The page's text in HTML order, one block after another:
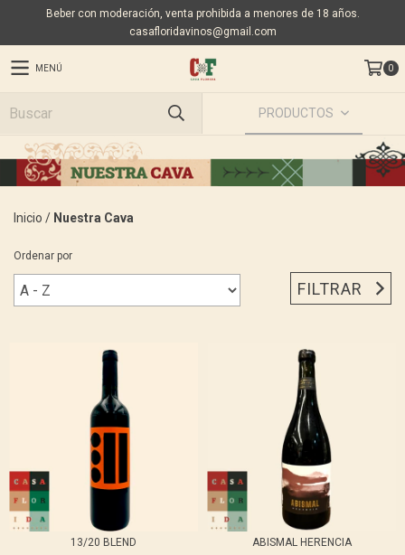
Beber con moderación, venta prohibida a menores de 18 años.
casafloridavinos@gmail.com
MENÚ 0
PRODUCTOS
Inicio / Nuestra Cava
Ordenar por
FILTRAR
13/20 BLEND ABISMAL HERENCIA